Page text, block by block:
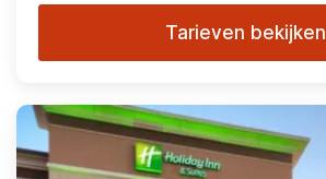
Tarieven bekijken